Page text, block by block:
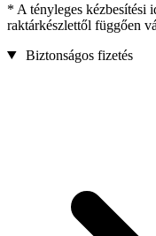
* A tényleges kézbesítési
raktárkészlettől függően
Biztonságos fizetés